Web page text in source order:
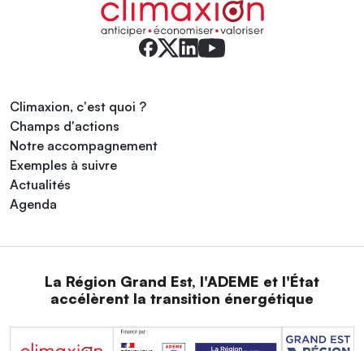
Climaxion, c'est quoi ?
Champs d'actions
Notre accompagnement
Exemples à suivre
Actualités
Agenda
La Région Grand Est, l'ADEME et l'État
accélèrent la transition énergétique